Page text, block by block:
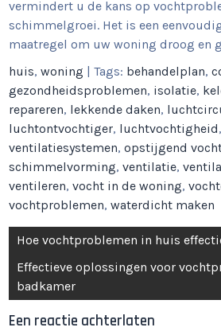
vermindert u de kans op
schimmelgroei. Het is een
maatregel om uw woning droog en
huis,woning | Tags: behandelplan,
gezondheidsproblemen, isolatie,
repareren, lekkende daken,
luchtontvochtiger, luchtvochtigheid,
ventilatiesystemen,opstijgend
schimmelvorming,ventilatie,
ventileren,vocht in de woning,
vochtproblemen,waterdicht maken
Berichtnavigatie
Hoe vochtproblemen in huis
Effectieve oplossingen voor
badkamer
Een reactie achterlaten